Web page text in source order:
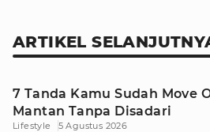
ARTIKEL
7 Tanda Kamu Sudah Move
Mantan Tanpa Disadari
Lifestyle 5 Agustus 2026